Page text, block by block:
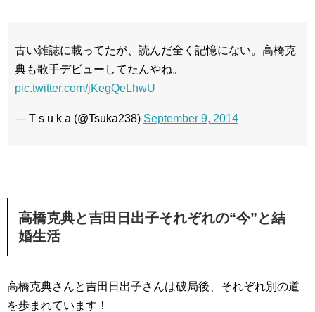
古い雑誌に載ってたが、読んだ全く記憶にない。高橋克
典も歌手デビューしてたんやね。
pic.twitter.com/jKegQeLhwU
— T s u k a (@Tsuka238) September 9, 2014
高橋克典と吉田日出子それぞれの“今”と結
婚生活
高橋克典さんと吉田日出子さんは破局後、それぞれ別の道
を歩まれています！